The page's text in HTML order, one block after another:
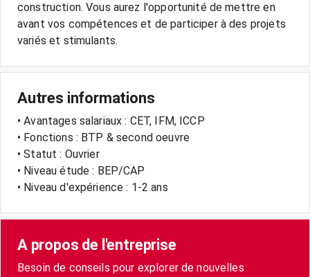
construction. Vous aurez l'opportunité de mettre en
avant vos compétences et de participer à des projets
variés et stimulants.
Autres informations
• Avantages salariaux : CET, IFM, ICCP
• Fonctions : BTP & second oeuvre
• Statut : Ouvrier
• Niveau étude : BEP/CAP
• Niveau d'expérience : 1-2 ans
A propos de l'entreprise
Besoin de conseils pour explorer de nouvelles